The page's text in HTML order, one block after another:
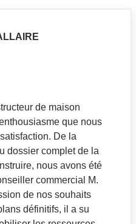
de maison
que nous
De la
dossier complet de la
nous avons été
commercial M.
de nos souhaits
définitifs, il a su